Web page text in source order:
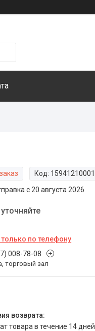
Код: 15941210001
с 20 августа 2026
только по телефону
008-78-08
торговый зал
товара в течение 14 дней